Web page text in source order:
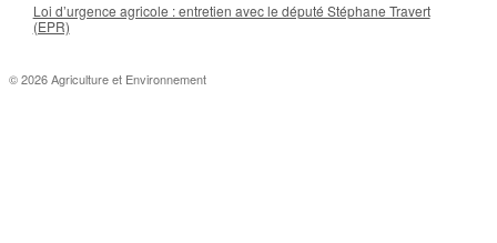
Loi d’urgence agricole : entretien avec le député Stéphane Travert
(EPR)
© 2026 Agriculture et Environnement